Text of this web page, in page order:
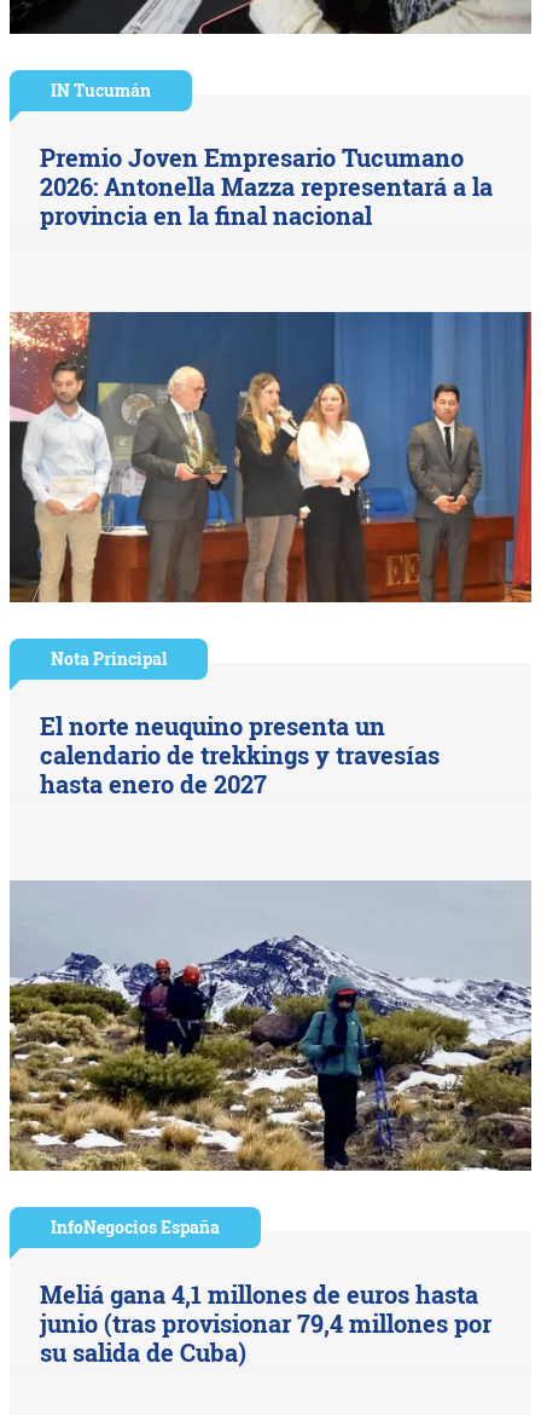
IN Tucumán
Premio Joven Empresario Tucumano
2026: Antonella Mazza representará a la
provincia en la final nacional
Nota Principal
El norte neuquino presenta un
calendario de trekkings y travesías
hasta enero de 2027
InfoNegocios España
Meliá gana 4,1 millones de euros hasta
junio (tras provisionar 79,4 millones por
su salida de Cuba)